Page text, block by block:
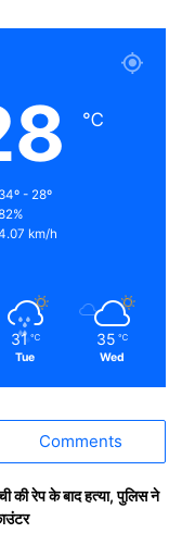
℃
34º - 28º
km/h
31 ℃
Tue
35 ℃
Wed
Comments
की रेप के बाद हत्या, पुलिस ने